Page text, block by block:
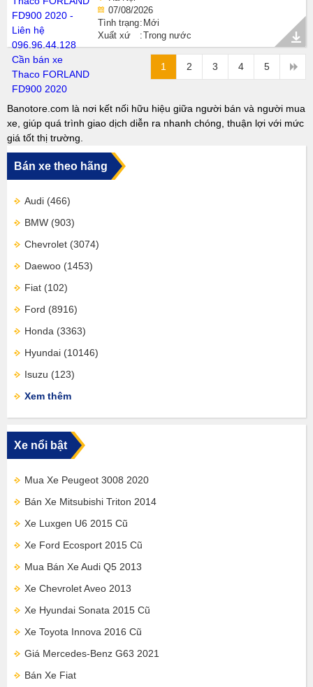
07/08/2026
Tình trạng Mới
Xuất xứ
Trong nước
1 2 3 4 5
Banotore.com là nơi kết nối hữu hiệu giữa người bán và người mua
xe, giúp quá trình giao dịch diễn ra nhanh chóng, thuận lợi với mức
giá tốt thị trường.
Bán xe theo hãng
Audi (466)
BMW (903)
Chevrolet (3074)
Daewoo (1453)
Fiat (102)
Ford (8916)
Honda (3363)
Hyundai (10146)
Isuzu (123)
Xem thêm
Xe nổi bật
Mua Xe Peugeot 3008 2020
Bán Xe Mitsubishi Triton 2014
Xe Luxgen U6 2015 Cũ
Xe Ford Ecosport 2015 Cũ
Mua Bán Xe Audi Q5 2013
Xe Chevrolet Aveo 2013
Xe Hyundai Sonata 2015 Cũ
Xe Toyota Innova 2016 Cũ
Giá Mercedes-Benz G63 2021
Bán Xe Fiat